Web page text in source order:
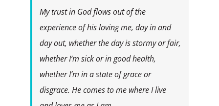
My trust in God flows out of the
experience of his loving me, day in and
day out, whether the day is stormy or fair,
whether I’m sick or in good health,
whether I’m in a state of grace or
disgrace. He comes to me where I live